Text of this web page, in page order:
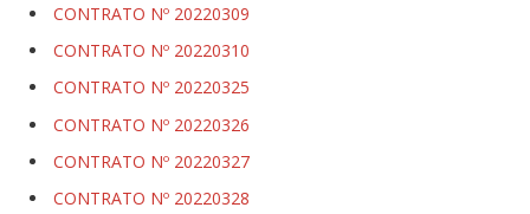
CONTRATO Nº 20220309
CONTRATO Nº 20220310
CONTRATO Nº 20220325
CONTRATO Nº 20220326
CONTRATO Nº 20220327
CONTRATO Nº 20220328